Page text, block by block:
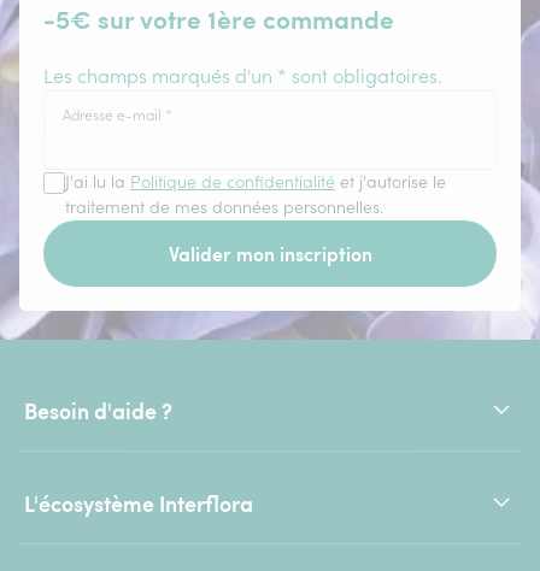
-5€ sur votre 1ère commande
Les champs marqués d'un * sont obligatoires.
Adresse e-mail *
J'ai lu la Politique de confidentialité et j'autorise le
traitement de mes données personnelles.
Valider mon inscription
Besoin d'aide ?
L'écosystème Interflora